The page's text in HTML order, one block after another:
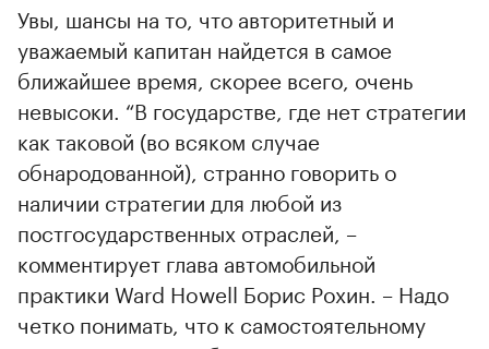
Увы, шансы на то, что авторитетный и
уважаемый капитан найдется в самое
ближайшее время, скорее всего, очень
невысоки. “В государстве, где нет стратегии
как таковой (во всяком случае
обнародованной), странно говорить о
наличии стратегии для любой из
постгосударственных отраслей, –
комментирует глава автомобильной
практики Ward Howell Борис Рохин. – Надо
четко понимать, что к самостоятельному